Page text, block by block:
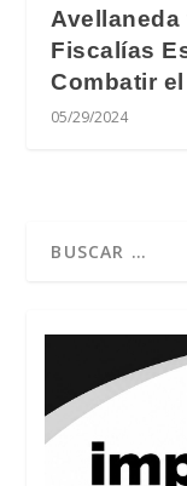
Fiscalías
Combatir
05/29/2024